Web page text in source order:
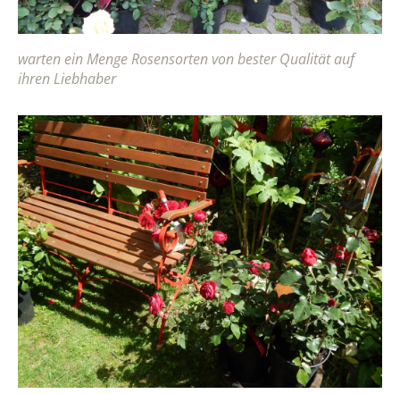
warten ein Menge Rosensorten von bester Qualität auf
ihren Liebhaber